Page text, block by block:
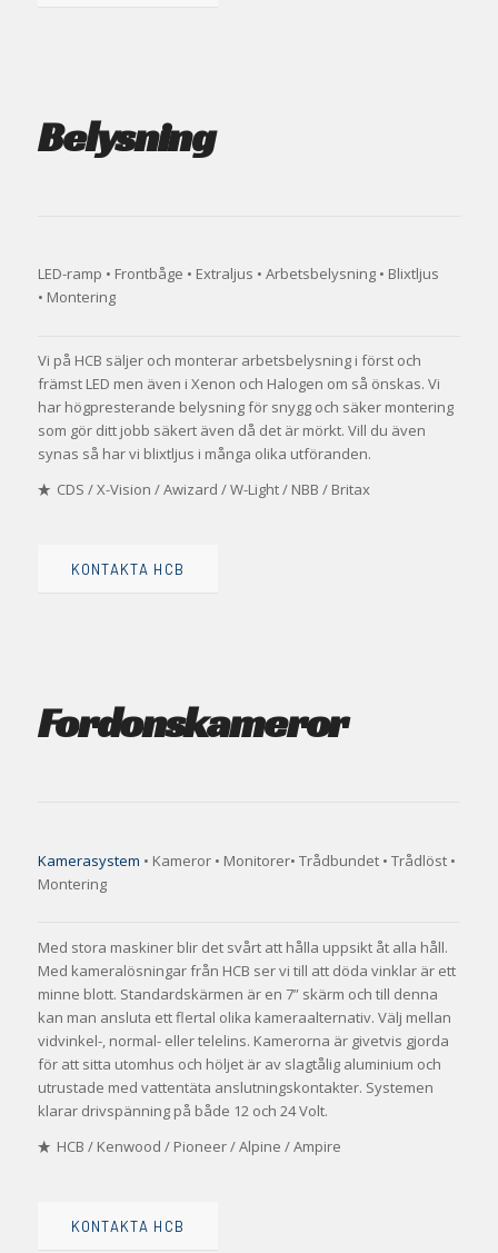
Belysning
LED-ramp • Frontbåge • Extraljus • Arbetsbelysning • Blixtljus
• Montering
Vi på HCB säljer och monterar arbetsbelysning i först och
främst LED men även i Xenon och Halogen om så önskas. Vi
har högpresterande belysning för snygg och säker montering
som gör ditt jobb säkert även då det är mörkt. Vill du även
synas så har vi blixtljus i många olika utföranden.
CDS /X-Vision /Awizard /W-Light / NBB / Britax
KONTAKTA HCB
Fordons­kameror
Kamerasystem • Kameror •­ Monitorer• Trådbundet • Trådlöst •
Montering
Med stora maskiner blir det svårt att hålla uppsikt åt alla håll.
Med kameralösningar från HCB ser vi till att döda vinklar är ett
minne blott. Standardskärmen är en 7” skärm och till denna
kan man ansluta ett flertal olika kameraalternativ. Välj mellan
vidvinkel-, normal- eller telelins. Kamerorna är givetvis gjorda
för att sitta utomhus och höljet är av slagtålig aluminium och
utrustade med vattentäta anslutningskontakter. Systemen
klarar drivspänning på både 12 och 24 Volt.
HCB / Kenwood / Pioneer/Alpine /Ampire
KONTAKTA HCB